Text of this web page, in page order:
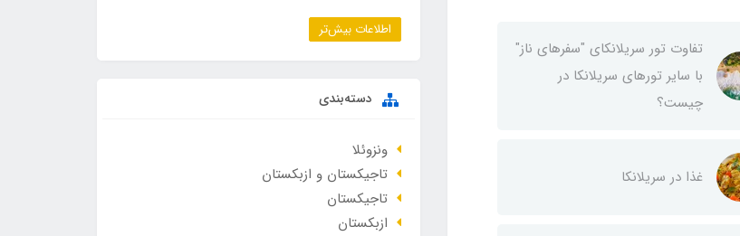
تفاوت تور سریلانکای "سفرهای ناز"
با سایر تورهای سریلانکا در
چیست؟
غذا در سریلانکا
اطلاعات بیش‌تر
دسته‌بندی
ونزوئلا
تاجیکستان و ازبکستان
تاجیکستان
ازبکستان